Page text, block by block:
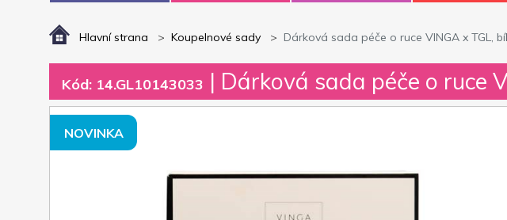
Hlavní strana Koupelnové sady Dárková sada péče o ruce VINGA x TGL,
Kód: 14.GL10143033 | Dárková sada péče o ruce
NOVINKA